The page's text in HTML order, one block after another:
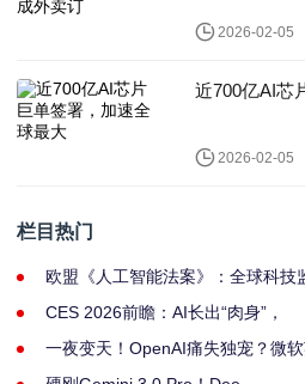
2026-02-05
近700亿AI芯
2026-02-05
栏目热门
欧盟《人工智能法案》：全球科技
CES 2026前瞻：AI长出“肉身”，
一夜变天！OpenAI痛失独宠？微